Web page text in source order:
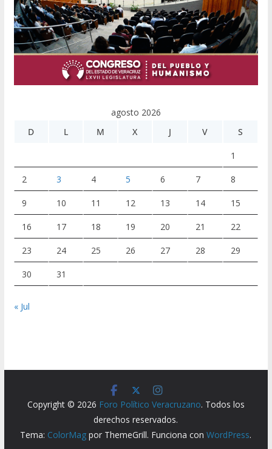
agosto 2026
D
L M X J V S
1
2 3 4 5 6 7 8
9 10 11 12 13 14 15
16 17 18 19 20 21 22
23 24 25 26 27 28 29
30 31
« Jul
Copyright © 2026 Foro Político Veracruzano. Todos los
derechos reservados.
Tema: ColorMag por ThemeGrill. Funciona conWordPress.